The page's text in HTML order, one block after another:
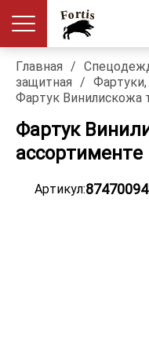
Главная /
защитная /
Фартук Винилискожа
Фартук
ассортименте
Артикул:87470094